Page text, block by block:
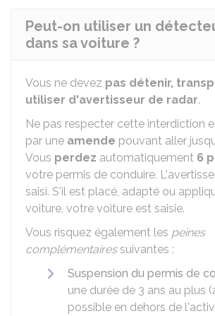
Peut-on utiliser un
dans sa voiture ?
Vous ne devez pas détenir,
utiliser d'avertisseur de radar.
Ne pas respecter cette interdiction
par une amende pouvant aller
Vous perdez automatiquement 6
votre permis de conduire.
saisi. S'il est placé, adapté ou
voiture, votre voiture est saisie.
Vous risquez également les peines
complémentairessuivantes :
Suspension du permis de
une durée de 3 ans au plus
possible en dehors de